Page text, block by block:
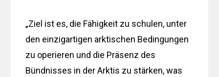
„Ziel ist es, die Fähigkeit zu schulen, unter
den einzigartigen arktischen Bedingungen
zu operieren und die Präsenz des
Bündnisses in der Arktis zu stärken, was